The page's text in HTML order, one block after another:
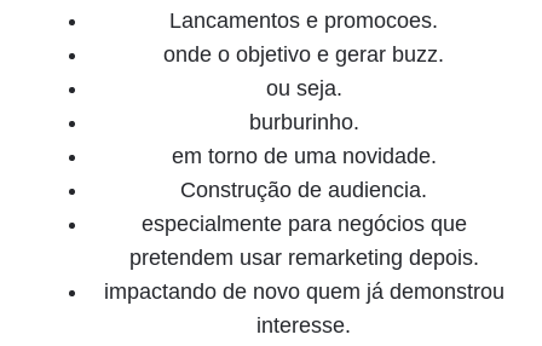
Lancamentos e promocoes.
onde o objetivo e gerar buzz.
ou seja.
burburinho.
em torno de uma novidade.
Construção de audiencia.
especialmente para negócios que
pretendem usar remarketing depois.
impactando de novo quem já demonstrou
interesse.